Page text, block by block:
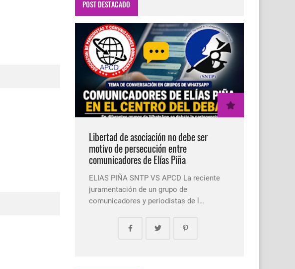
POST DESTACADO
Libertad de asociación no debe ser
motivo de persecución entre
comunicadores de Elías Piña
ELIAS PIÑA SNTP VS APCD La reciente
juramentación de un grupo de
comunicadores y periodistas de l…